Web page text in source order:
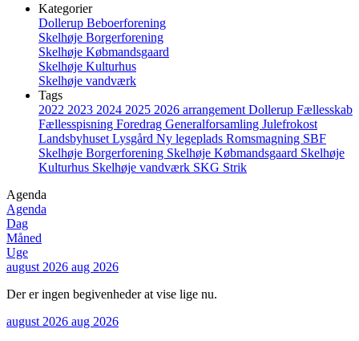
Kategorier
Dollerup Beboerforening
Skelhøje Borgerforening
Skelhøje Købmandsgaard
Skelhøje Kulturhus
Skelhøje vandværk
Tags
2022 2023 2024 2025 2026 arrangement Dollerup Fællesskab
Fællesspisning Foredrag Generalforsamling Julefrokost
Landsbyhuset Lysgård Ny legeplads Romsmagning SBF
Skelhøje Borgerforening Skelhøje Købmandsgaard Skelhøje
Kulturhus Skelhøje vandværk SKG Strik
Agenda
Agenda
Dag
Måned
Uge
august 2026 aug 2026
Der er ingen begivenheder at vise lige nu.
august 2026 aug 2026